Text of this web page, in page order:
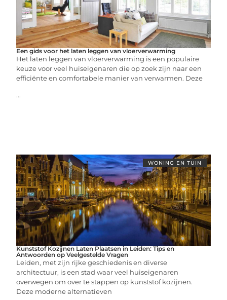
Een gids voor het laten leggen van vloerverwarming
Het laten leggen van vloerverwarming is een populaire
keuze voor veel huiseigenaren die op zoek zijn naar een
efficiënte en comfortabele manier van verwarmen. Deze
...
WONING EN TUIN
Kunststof Kozijnen Laten Plaatsen in Leiden: Tips en
Antwoorden op Veelgestelde Vragen
Leiden, met zijn rijke geschiedenis en diverse
architectuur, is een stad waar veel huiseigenaren
overwegen om over te stappen op kunststof kozijnen.
Deze moderne alternatieven